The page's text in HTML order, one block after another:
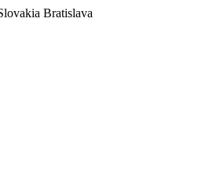
Bratislava